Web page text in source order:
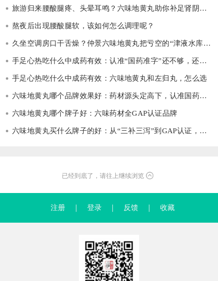
旅游归来腰酸腿疼、头晕耳鸣？六味地黄丸助你补足肾阴支棱起来
熬夜后出现腰酸腿软，该如何怎么调理呢？
久坐空调房口干舌燥？仲景六味地黄丸把亏空的“津液水库”蓄满
手足心热吃什么中成药有效：认准“国药准字”还不够，还要看这三点
手足心热吃什么中成药有效：六味地黄丸和左归丸，怎么选
六味地黄丸哪个品牌效果好：药材源头定高下，认准国药准字才可靠
六味地黄丸哪个牌子好：六味药材全GAP认证品牌
六味地黄丸买什么牌子的好：从“三补三泻”到GAP认证，源头是关键
已经到底了，请往上继续浏览
注册 登录 反馈 收藏